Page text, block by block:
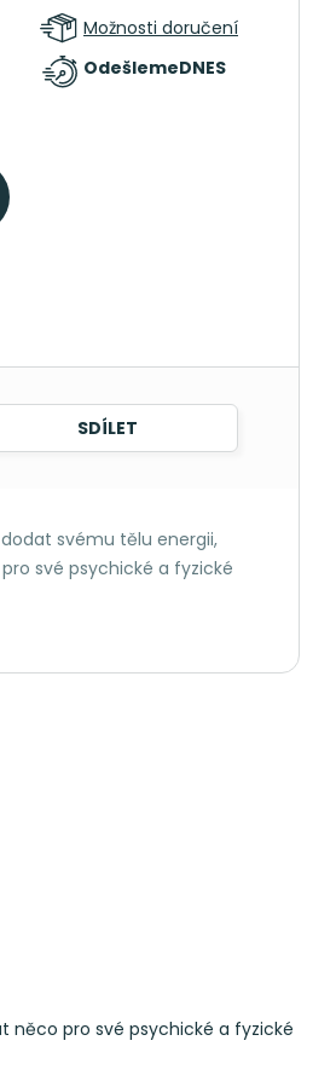
Možnosti doručení
OdešlemeDNES
SDÍLET
svému tělu energii,
své psychické a fyzické
něco pro své psychické a fyzické